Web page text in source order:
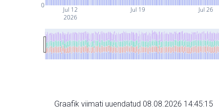
Jul 12
2026
Jul 19 Jul 26
0
Graafik viimati uuendatud 08.08.2026 14:45:15